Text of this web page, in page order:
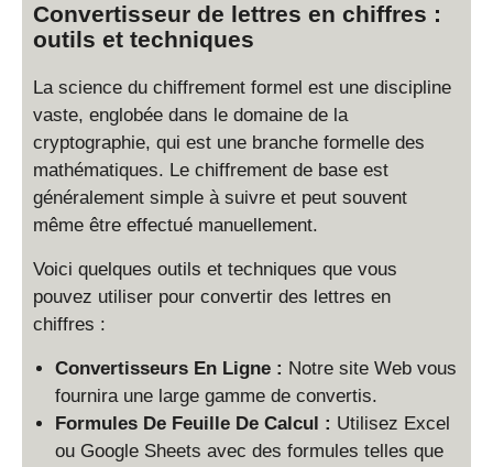
Convertisseur de lettres en chiffres :
outils et techniques
La science du chiffrement formel est une discipline
vaste, englobée dans le domaine de la
cryptographie, qui est une branche formelle des
mathématiques. Le chiffrement de base est
généralement simple à suivre et peut souvent
même être effectué manuellement.
Voici quelques outils et techniques que vous
pouvez utiliser pour convertir des lettres en
chiffres :
Convertisseurs En Ligne : Notre site Web vous
fournira une large gamme de convertis.
Formules De Feuille De Calcul : Utilisez Excel
ou Google Sheets avec des formules telles que